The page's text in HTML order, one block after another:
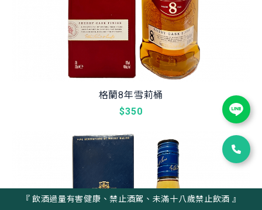
格蘭8年雪莉桶
$350
『 飲酒過量有害健康、禁止酒駕、未滿十八歲禁止飲酒 』